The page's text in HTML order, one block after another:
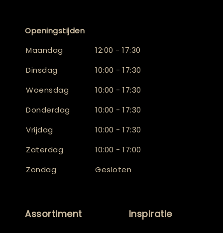
Openingstijden
Maandag
12:00 - 17:30
Dinsdag
10:00 - 17:30
Woensdag
10:00 - 17:30
Donderdag
10:00 - 17:30
Vrijdag
10:00 - 17:30
Zaterdag
10:00 - 17:00
Zondag
Gesloten
Assortiment Inspiratie